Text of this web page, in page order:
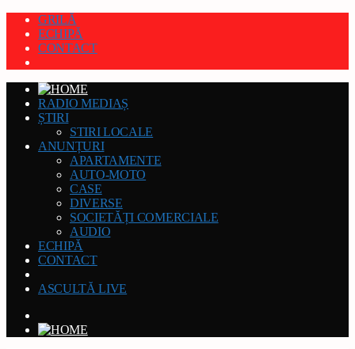
GRILĂ
ECHIPĂ
CONTACT
RADIO MEDIAȘ
ȘTIRI
STIRI LOCALE
ANUNȚURI
APARTAMENTE
AUTO-MOTO
CASE
DIVERSE
SOCIETĂȚI COMERCIALE
AUDIO
ECHIPĂ
CONTACT
ASCULTĂ LIVE